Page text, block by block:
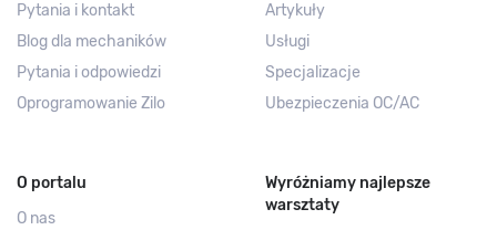
Pytania i kontakt
Blog dla mechaników
Pytania i odpowiedzi
Oprogramowanie Zilo
Artykuły
Usługi
Specjalizacje
Ubezpieczenia OC/AC
O portalu
O nas
Wyróżniamy najlepsze
warsztaty